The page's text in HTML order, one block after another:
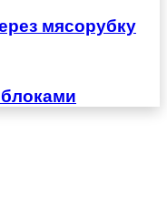
мясорубку